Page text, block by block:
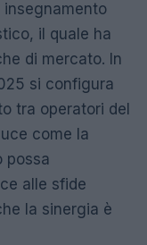
insegnamento
il quale ha
di mercato. In
si configura
tra operatori del
come la
possa
alle sfide
la sinergia è